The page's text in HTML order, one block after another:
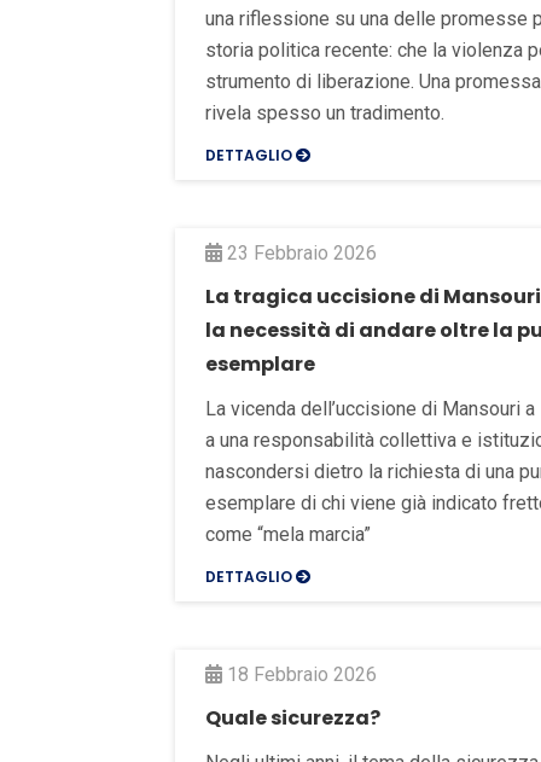
una riflessione su una delle promesse
storia politica recente: che la violenza
strumento di liberazione. Una
rivela spesso un tradimento.
DETTAGLIO
23 Febbraio 2026
La tragica uccisione di
la necessità di andare oltre la
esemplare
La vicenda dell’uccisione di Mansouri
a una responsabilità collettiva e
nascondersi dietro la richiesta di una
esemplare di chi viene già indicato
come “mela marcia”
DETTAGLIO
18 Febbraio 2026
Quale sicurezza?